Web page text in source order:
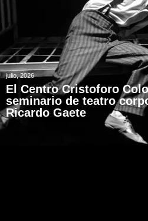
julio, 2026
El Centro Cristoforo
seminario de teatro
Ricardo Gaete